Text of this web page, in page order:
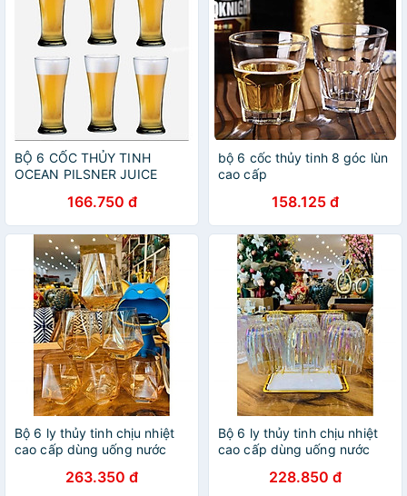
BỘ 6 CỐC THỦY TINH
OCEAN PILSNER JUICE
166.750 đ
bộ 6 cốc thủy tinh 8 góc lùn
cao cấp
158.125 đ
Bộ 6 ly thủy tinh chịu nhiệt
cao cấp dùng uống nước
cương vàng263.350 đ
Bộ 6 ly thủy tinh chịu nhiệt
cao cấp dùng uống nước
228.850 đ